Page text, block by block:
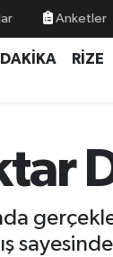
Anketler
RİZE